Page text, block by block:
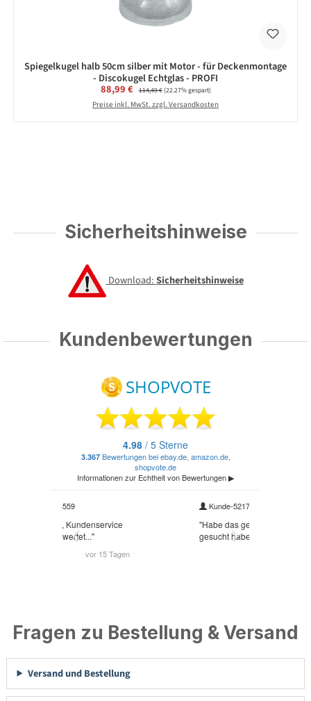
Spiegelkugel halb 50cm silber mit Motor - für Deckenmontage
- Discokugel Echtglas - PROFI
Verkaufspreis:
88,99 € Regulärer Preis:
114,49 €(22.27% gespart)
Preise inkl. MwSt. zzgl. Versandkosten
Sicherheitshinweise
Download:Sicherheitshinweise
Kundenbewertungen
Fragen zu Bestellung & Versand
Versand und Bestellung